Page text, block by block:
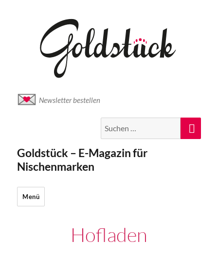
Newsletter bestellen
nach:
Goldstück – E-Magazin für
Nischenmarken
Menü
Hofladen